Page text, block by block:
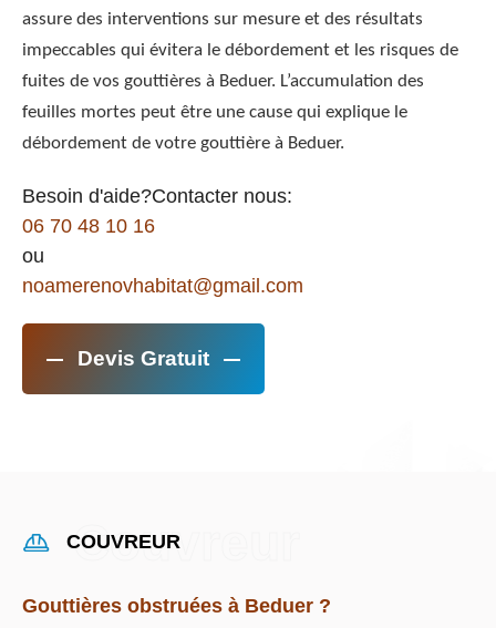
assure des interventions sur mesure et des résultats
impeccables qui évitera le débordement et les risques de
fuites de vos gouttières à Beduer. L’accumulation des
feuilles mortes peut être une cause qui explique le
débordement de votre gouttière à Beduer.
Besoin d'aide?Contacter nous:
06 70 48 10 16
ou
noamerenovhabitat@gmail.com
Devis Gratuit
COUVREUR
Gouttières obstruées à Beduer ?